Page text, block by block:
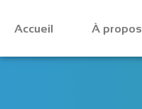
Accueil À propos